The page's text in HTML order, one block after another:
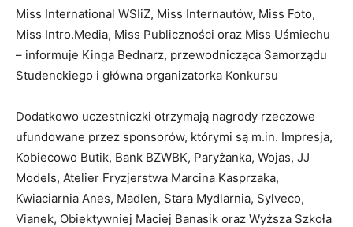
Miss International WSIiZ, Miss Internautów, Miss Foto,
Miss Intro.Media, Miss Publiczności oraz Miss Uśmiechu
– informuje Kinga Bednarz, przewodnicząca Samorządu
Studenckiego i główna organizatorka Konkursu
Dodatkowo uczestniczki otrzymają nagrody rzeczowe
ufundowane przez sponsorów, którymi są m.in. Impresja,
Kobiecowo Butik, Bank BZWBK, Paryżanka, Wojas, JJ
Models, Atelier Fryzjerstwa Marcina Kasprzaka,
Kwiaciarnia Anes, Madlen, Stara Mydlarnia, Sylveco,
Vianek, Obiektywniej Maciej Banasik oraz Wyższa Szkoła